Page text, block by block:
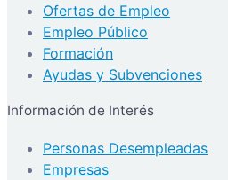
Ofertas de Empleo
Empleo Público
Formación
Ayudas y Subvenciones
Información de Interés
Personas Desempleadas
Empresas